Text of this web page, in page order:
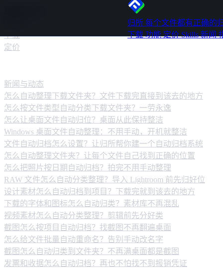
归所 每个文件都有正确的
下载功能定价Skills新闻
下载
定价
新闻与动态
怎么自动整理下载文件夹？文件下载完直接到该去的地方
怎么按文件类型自动分类下载文件夹？一劳永逸
怎么让桌面文件自动归位？桌面从此保持整洁
Windows 桌面文件自动整理：不用手动，开机就整洁
文件自动归档怎么设置？让归所帮你建一个自动归档系统
怎么自动整理文件夹？让每个文件自己找到正确的位置
怎么把照片按日期自动归档？拍完不用手动整理
RAW 文件怎么自动分类整理？导入 Lightroom 前先归好位
设计素材怎么自动归档到项目？下载完就到该去的地方
下载的字体和图标怎么自动归类？素材库不再混乱
视频素材怎么自动分类整理？剪辑前先分好类
截图怎么按项目自动归档？找截图不再翻遍桌面
怎么给文件批量自动重命名？告别手动改名字
截图怎么自动归类到文件夹？不再满桌面都是截图
发票和收据怎么自动归档？再也不怕找不到报销凭证